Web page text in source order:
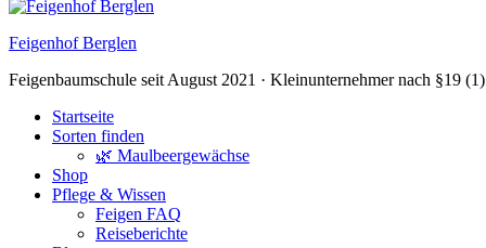
Feigenhof Berglen
Feigenbaumschule seit August 2021 · Kleinunternehmer nach §19
Startseite
Sorten finden
🌿 Maulbeergewächse
Shop
Pflege & Wissen
Feigen FAQ
Reiseberichte